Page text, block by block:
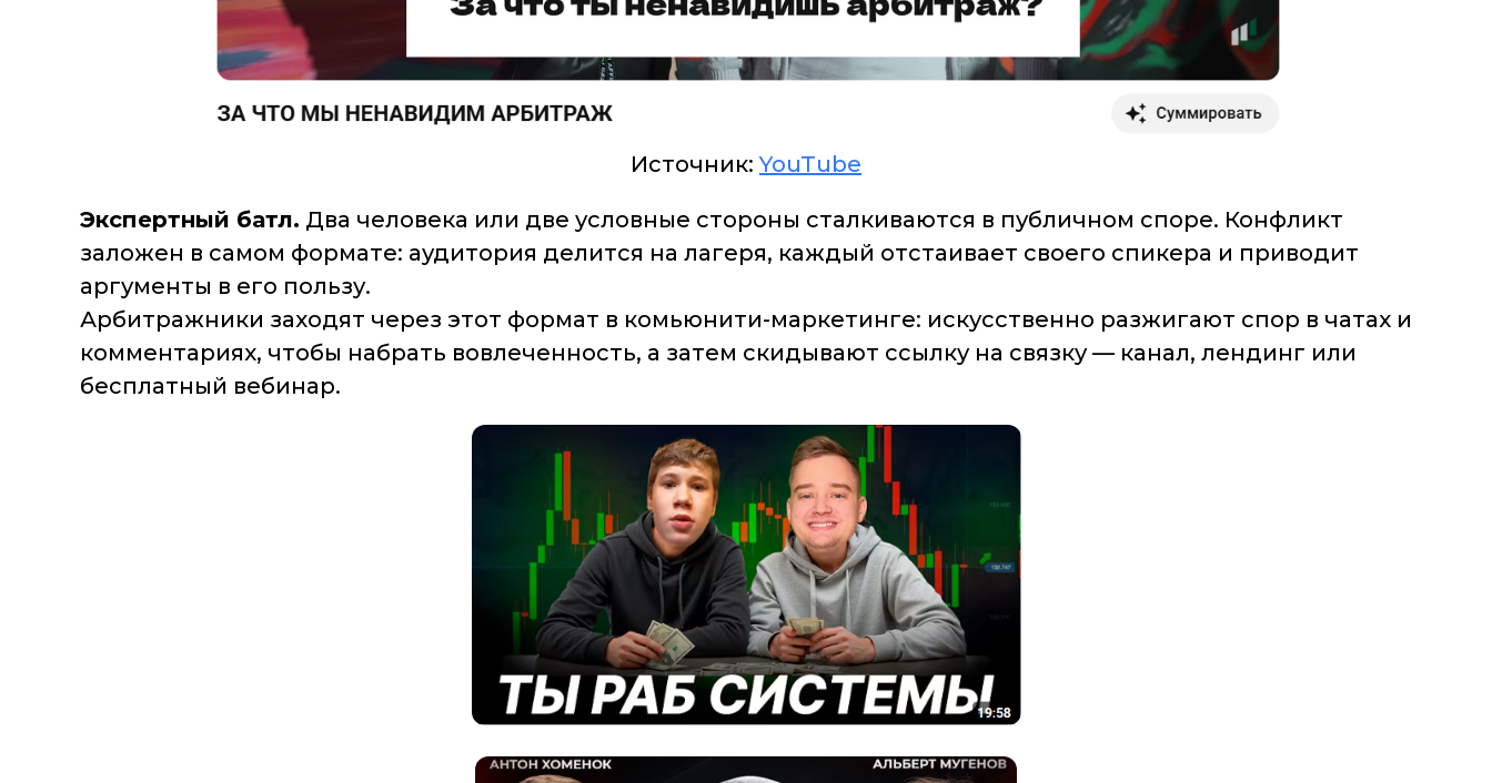
Источник:YouTube
Экспертный батл. Два человека или две условные стороны сталкиваются в публичном споре. Конфликт
заложен в самом формате: аудитория делится на лагеря, каждый отстаивает своего спикера и приводит
аргументы в его пользу.
Арбитражники заходят через этот формат в комьюнити-маркетинге: искусственно разжигают спор в чатах и
комментариях, чтобы набрать вовлеченность, а затем скидывают ссылку на связку — канал, лендинг или
бесплатный вебинар.